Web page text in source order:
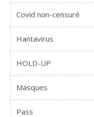
Covid non-censuré
Hantavirus
HOLD-UP
Masques
Pass